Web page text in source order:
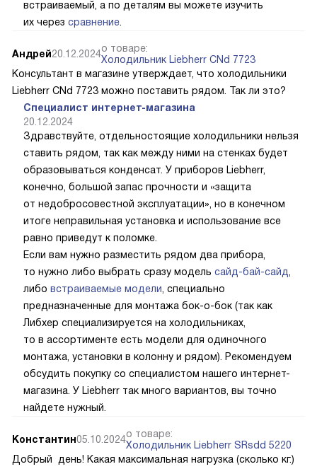
встраиваемый, а по деталям вы можете изучить
их через сравнение
Андрей20.12.2024о товаре:
Холодильник Liebherr CNd 7723
Консультант в магазине утверждает, что холодильники
Liebherr CNd 7723 можно поставить рядом. Так ли это?
Специалист интернет-магазина
20.12.2024
Здравствуйте, отдельностоящие холодильники нельзя
ставить рядом, так как между ними на стенках будет
образовываться конденсат. У приборов Liebherr,
конечно, большой запас прочности и «защита
от недобросовестной эксплуатации», но в конечном
итоге неправильная установка и использование все
равно приведут к поломке.
Если вам нужно разместить рядом два прибора,
то нужно либо выбрать сразу модель сайд-бай-сайд
либо встраиваемые модели , специально
предназначенные для монтажа бок-о-бок (так как
Либхер специализируется на холодильниках,
то в ассортименте есть модели для одиночного
монтажа, установки в колонну и рядом). Рекомендуем
обсудить покупку со специалистом нашего интернет-
магазина. У Liebherr так много вариантов, вы точно
найдете нужный.
Константин05.10.2024о товаре:
Холодильник Liebherr SRsdd 5220
Добрый день! Какая максимальная нагрузка (сколько кг.)